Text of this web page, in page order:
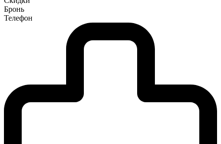
Бронь
Телефон